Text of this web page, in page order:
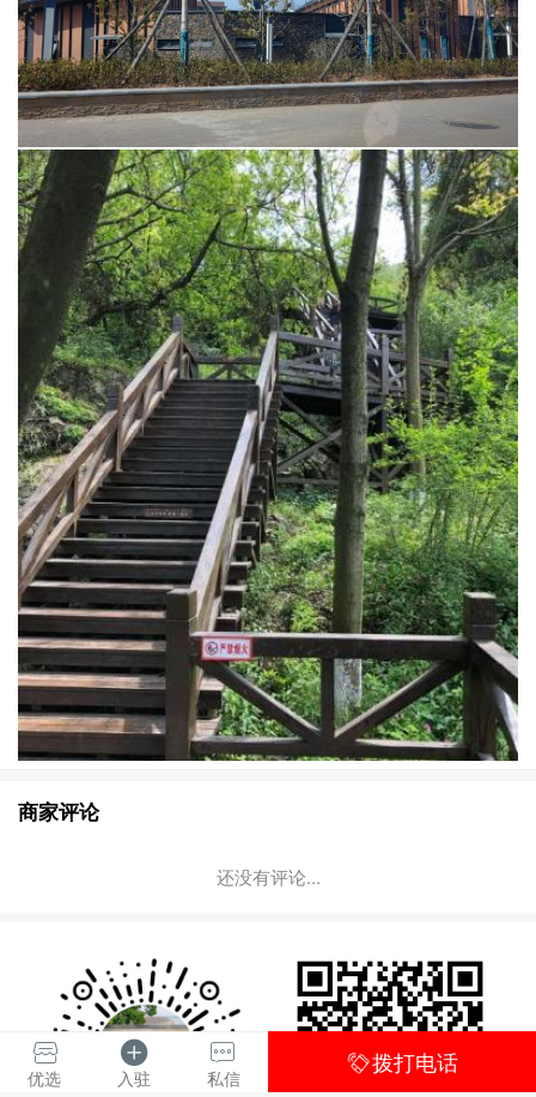
商家评论
还没有评论...
优选 入驻 私信
拨打电话